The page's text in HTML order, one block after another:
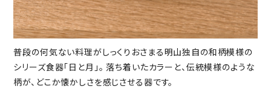
普段の何気ない料理がしっくりおさまる明山独自の和柄模様の
シリーズ食器「日と月」。 落ち着いたカラーと、伝統模様のような
柄が、どこか懐かしさを感じさせる器です。